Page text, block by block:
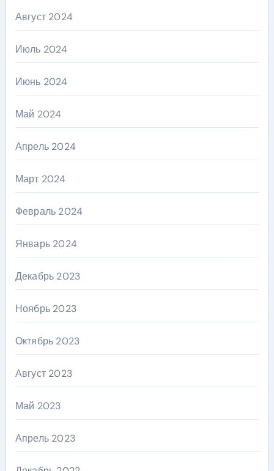
Август 2024
Июль 2024
Июнь 2024
Май 2024
Апрель 2024
Март 2024
Февраль 2024
Январь 2024
Декабрь 2023
Ноябрь 2023
Октябрь 2023
Август 2023
Май 2023
Апрель 2023